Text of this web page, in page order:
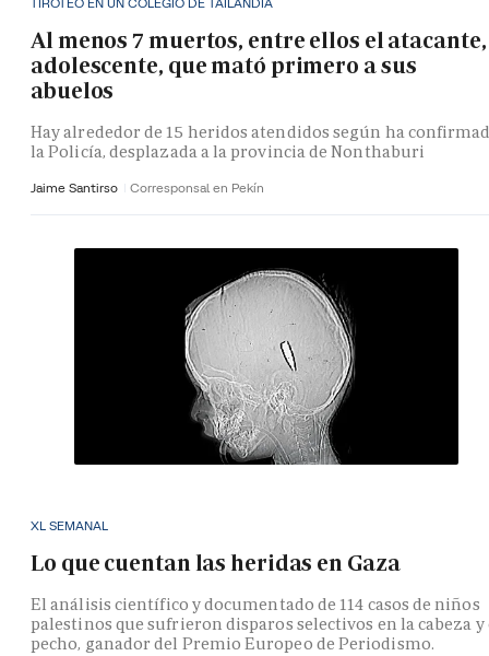
Al menos 7 muertos, entre ellos el atacante,
adolescente, que mató primero a sus
abuelos
Hay alrededor de 15 heridos atendidos según ha
la Policía, desplazada a la provincia de Nonthaburi
Jaime Santirso Corresponsal en Pekín
XL SEMANAL
Lo que cuentan las heridas en Gaza
El análisis científico y documentado de 114 casos de niños
palestinos que sufrieron disparos selectivos en la cabeza y
pecho, ganador del Premio Europeo de Periodismo.